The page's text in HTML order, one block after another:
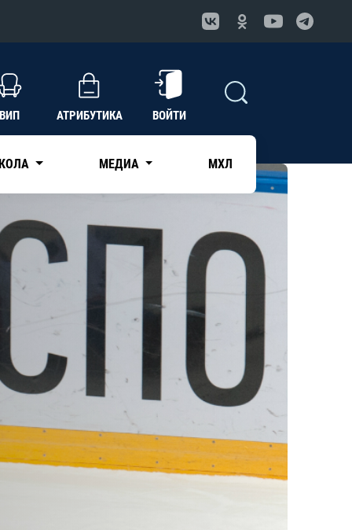
ВИП АТРИБУТИКА ВОЙТИ
МЕДИА МХЛ